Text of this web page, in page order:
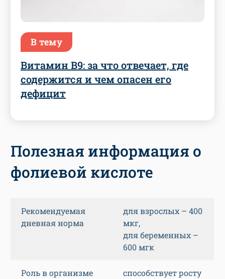
В тему
Витамин B9: за что отвечает, где
содержится и чем опасен его
дефицит
Полезная информация о
фолиевой кислоте
Рекомендуемая
дневная норма
для взрослых – 400
мкг,
для беременных –
600 мгк
Роль в организме
способствует росту